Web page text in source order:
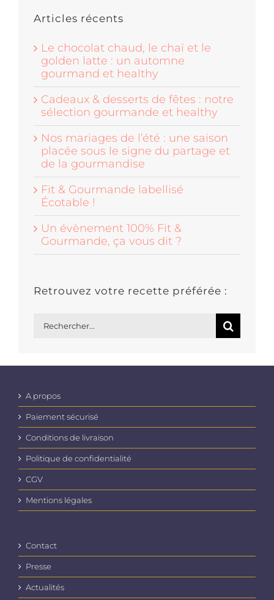
Articles récents
Le chocolat chaud, le chaï et le
golden latte : un automne
gourmand et healthy
Cadeaux & desserts de fêtes : notre
sélection gourmande et healthy
Nos mariages de l’été : une saison
placée sous le signe du partage et
de la gourmandise
Fit & Gourmande labellisé
Écotable !
Un évènement 100% Fit &
Gourmande, ça vous dit ?
Retrouvez votre recette préférée :
A propos
Paiement sécurisé
Conditions de livraison
Politique de confidentialité
CGV
Mentions légales
Contact
Presse
Actualités